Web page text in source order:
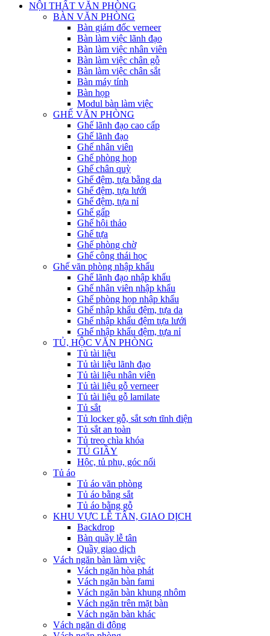
NỘI THẤT VĂN PHÒNG
BÀN VĂN PHÒNG
Bàn giám đốc verneer
Bàn làm việc lãnh đạo
Bàn làm việc nhân viên
Bàn làm việc chân gỗ
Bàn làm việc chân sắt
Bàn máy tính
Bàn họp
Modul bàn làm việc
GHẾ VĂN PHÒNG
Ghế lãnh đạo cao cấp
Ghế lãnh đạo
Ghế nhân viên
Ghế phòng họp
Ghế chân quỳ
Ghế đệm, tựa bằng da
Ghế đệm, tựa lưới
Ghế đệm, tựa nỉ
Ghế gấp
Ghế hội thảo
Ghế tựa
Ghế phòng chờ
Ghế công thái học
Ghế văn phòng nhập khẩu
Ghế lãnh đạo nhập khẩu
Ghế nhân viên nhập khẩu
Ghế phòng họp nhập khẩu
Ghế nhập khẩu đệm, tựa da
Ghế nhập khẩu đệm tựa lưới
Ghế nhập khẩu đệm, tựa nỉ
TỦ, HỘC VĂN PHÒNG
Tủ tài liệu
Tủ tài liệu lãnh đạo
Tủ tài liệu nhân viên
Tủ tài liệu gỗ verneer
Tủ tài liệu gỗ lamilate
Tủ sắt
Tủ locker gỗ, sắt sơn tĩnh điện
Tủ sắt an toàn
Tủ treo chìa khóa
TỦ GIẦY
Hộc, tủ phụ, góc nối
Tủ áo
Tủ áo văn phòng
Tủ áo bằng sắt
Tủ áo bằng gỗ
KHU VỰC LỄ TÂN, GIAO DỊCH
Backdrop
Bàn quầy lễ tân
Quầy giao dịch
Vách ngăn bàn làm việc
Vách ngăn hòa phát
Vách ngăn bàn fami
Vách ngăn bàn khung nhôm
Vách ngăn trên mặt bàn
Vách ngăn bàn khác
Vách ngăn di động